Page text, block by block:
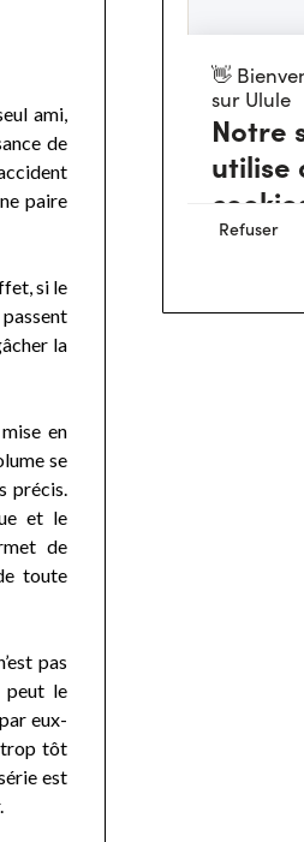
ami,
de
paire
si le
la
en
se
précis.
et le
de
toute
pas
peut le
eux-
trop tôt
est